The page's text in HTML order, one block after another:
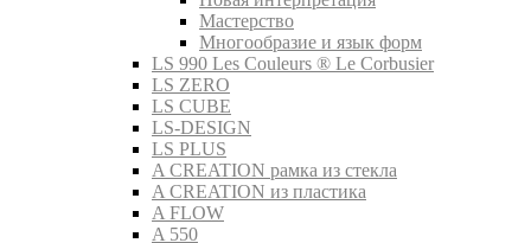
Мастерство
Многообразие и язык форм
LS 990 Les Couleurs ® Le Corbusier
LS ZERO
LS CUBE
LS-DESIGN
LS PLUS
A CREATION рамка из стекла
A CREATION из пластика
A FLOW
A 550